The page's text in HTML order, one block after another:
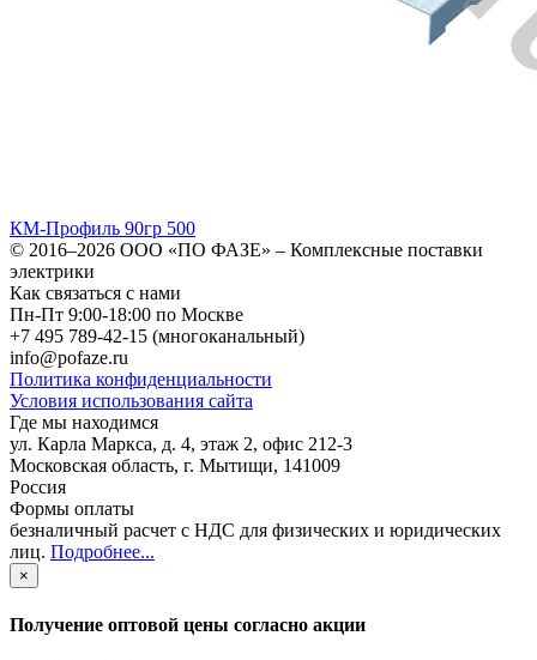
КМ-Профиль 90гр 500
© 2016–2026 ООО «ПО ФАЗЕ» – Комплексные поставки
электрики
Как связаться с нами
Пн-Пт 9:00-18:00 по Москве
+7 495 789-42-15 (многоканальный)
info@pofaze.ru
Политика конфиденциальности
Условия использования сайта
Где мы находимся
ул. Карла Маркса, д. 4, этаж 2, офис 212-3
Московская область, г. Мытищи, 141009
Россия
Формы оплаты
безналичный расчет с НДС для физических и юридических
лиц. Подробнее...
×
Получение оптовой цены согласно акции